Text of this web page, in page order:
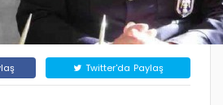
Twitter'da Paylaş